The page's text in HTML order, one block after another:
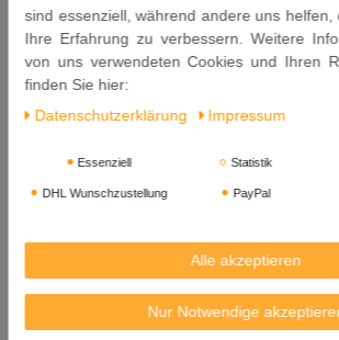
*Hinweis: Tartrazin kann Aktivität und
beeinträchtigen.
Achtung: Enthält ein Tütchen mit
zum Verzehr geeignet ist.
Kann Spuren von Sojabohnen enthalten.
Kühl und trocken lagern.
Nach dem Öffnen umgehend verzehren.
Inhalt: 180g
Mindestens Haltbar bis: 25. 02. 2027
sind essenziell, während andere uns helfen,
Ihre Erfahrung zu verbessern. Weitere
von uns verwendeten Cookies und Ihren
finden Sie hier:
Daten­schutz­erklärung
Impressum
Essenziell Statistik
DHL Wunschzustellung PayPal
Alle akzeptieren
Nur Notwendige